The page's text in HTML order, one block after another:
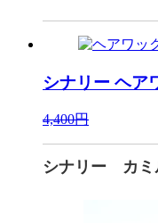
シナリー ヘア
4,400円
シナリー カミ